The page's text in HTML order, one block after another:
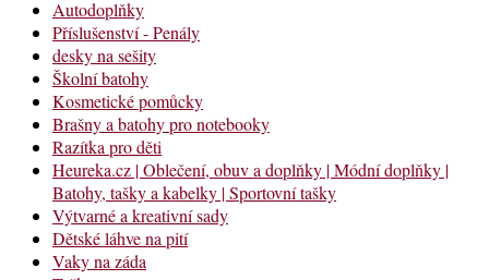
Autodoplňky
Příslušenství - Penály
desky na sešity
Školní batohy
Kosmetické pomůcky
Brašny a batohy pro notebooky
Razítka pro děti
Heureka.cz | Oblečení, obuv a doplňky | Módní doplňky |
Batohy, tašky a kabelky | Sportovní tašky
Výtvarné a kreativní sady
Dětské láhve na pití
Vaky na záda